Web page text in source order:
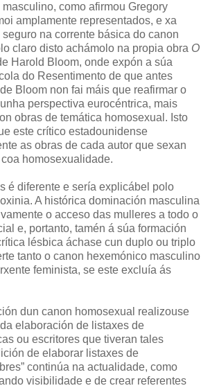
como afirmou Gregory
amplamente representados, e xa
na corrente básica do canon
claro disto achámolo na propia obra O
Harold Bloom, onde expón a súa
do Resentimento de que antes
Bloom non fai máis que reafirmar o
perspectiva eurocéntrica, mais
obras de temática homosexual. Isto
este crítico estadounidense
as obras de cada autor que sexan
homosexualidade.
é diferente e sería explicábel polo
A histórica dominación masculina
o acceso das mulleres a todo o
e, portanto, tamén á súa formación
lésbica áchase cun duplo ou triplo
tanto o canon hexemónico masculino
feminista, se este excluía ás
dun canon homosexual realizouse
elaboración de listaxes de
ou escritores que tiveran tales
de elaborar listaxes de
continúa na actualidade, como
visibilidade e de crear referentes